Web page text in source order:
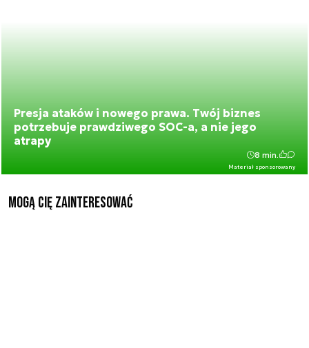
Presja ataków i nowego prawa. Twój biznes
potrzebuje prawdziwego SOC-a, a nie jego
atrapy
Materiał sponsorowany
8 min.
Mogą Cię zainteresować